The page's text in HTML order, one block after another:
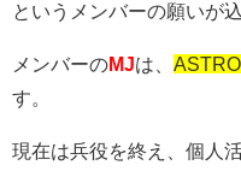
というメンバーの願いが
メンバーのMJは、
す。
現在は兵役を終え、個人